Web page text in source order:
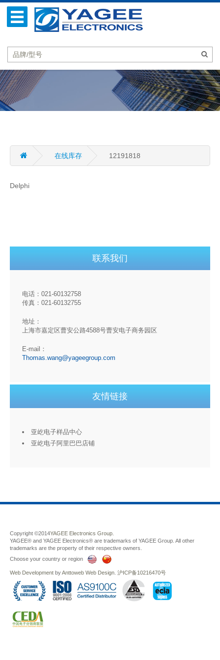
在线库存 12191818
Delphi
联系我们
电话：021-60132758
传真：021-60132755
地址：
上海市嘉定区曹安公路4588号曹安电子商务园区
E-mail：
Thomas.wang@yageegroup.com
友情链接
亚屹电子样品中心
亚屹电子阿里巴巴店铺
Copyright ©2014YAGEE Electronics Group.
YAGEE® and YAGEE Electronics® are trademarks of YAGEE Group. All other
trademarks are the property of their respective owners.
Choose your country or region
Web Development byAnttoweb Web Design 沪ICP备10216470号